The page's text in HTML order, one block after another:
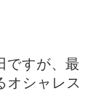
ですが、最
オシャレス